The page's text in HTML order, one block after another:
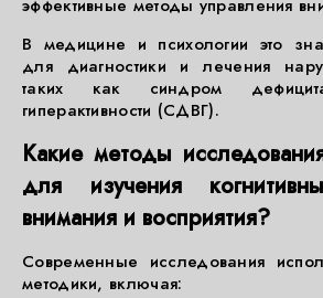
эффективные методы управления
В медицине и психологии это
для диагностики и лечения
таких как синдром
гиперактивности (СДВГ).
Какие методы
для изучения
внимания и восприятия?
Современные исследования
методики, включая: